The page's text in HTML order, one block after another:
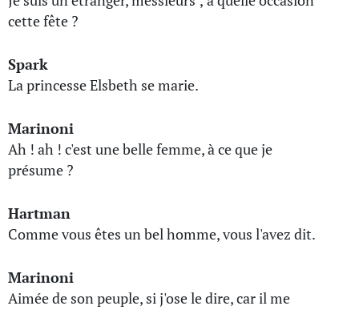
cette fête ?
Spark
La princesse Elsbeth se marie.
Marinoni
Ah ! ah ! c'est une belle femme, à ce que je
présume ?
Hartman
Comme vous êtes un bel homme, vous l'avez dit.
Marinoni
Aimée de son peuple, si j'ose le dire, car il me